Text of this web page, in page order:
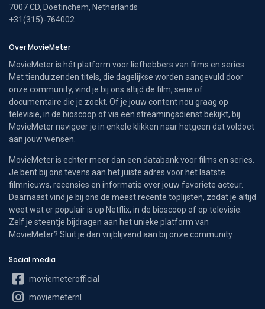
7007 CD, Doetinchem, Netherlands
+31(315)-764002
Over MovieMeter
MovieMeter is hét platform voor liefhebbers van films en series.
Met tienduizenden titels, die dagelijkse worden aangevuld door
onze community, vind je bij ons altijd de film, serie of
documentaire die je zoekt. Of je jouw content nou graag op
televisie, in de bioscoop of via een streamingsdienst bekijkt, bij
MovieMeter navigeer je in enkele klikken naar hetgeen dat voldoet
aan jouw wensen.
MovieMeter is echter meer dan een databank voor films en series.
Je bent bij ons tevens aan het juiste adres voor het laatste
filmnieuws, recensies en informatie over jouw favoriete acteur.
Daarnaast vind je bij ons de meest recente toplijsten, zodat je altijd
weet wat er populair is op Netflix, in de bioscoop of op televisie.
Zelf je steentje bijdragen aan het unieke platform van
MovieMeter? Sluit je dan vrijblijvend aan bij onze community.
Social media
moviemeterofficial
moviemeternl